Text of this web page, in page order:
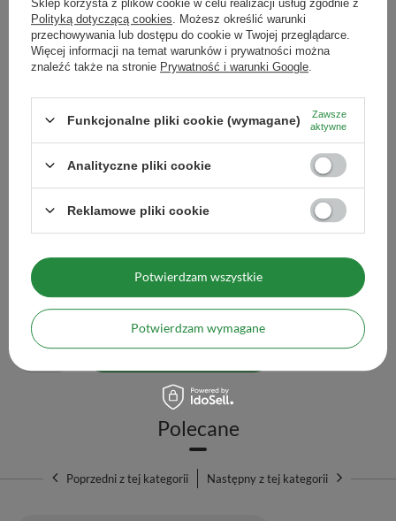
Zobacz również
Biała szałwia z fioletową i białą sinuatą – Kadzidło 20-
30 g (rolka)
20,00 zł / szt.
(666,67 zł / kg)
(1 266,67 zł / kg)
Ilość produktów
Polecane
Poprzedni z tej kategorii Następny z tej kategorii
Sklep korzysta z plików cookie w celu realizacji usług zgodnie z
Polityką dotyczącą cookies . Możesz określić warunki
przechowywania lub dostępu do cookie w Twojej przeglądarce.
Więcej informacji na temat warunków i prywatności można
znaleźć także na stronie Prywatność i warunki Google
Funkcjonalne pliki cookie (wymagane)
Zawsze
aktywne
Analityczne pliki cookie
Reklamowe pliki cookie
Potwierdzam wymagane
Potwierdzam wszystkie